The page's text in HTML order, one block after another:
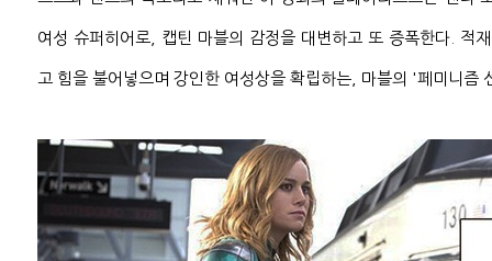
여성 슈퍼히어로, 캡틴 마블의 감정을 대변하고 또 증폭한다. 적
고 힘을 불어넣으며 강인한 여성상을 확립하는, 마블의 '페미니즘